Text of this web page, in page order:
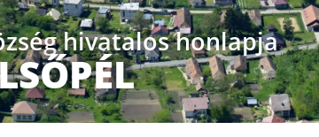
hivatalos honlapja